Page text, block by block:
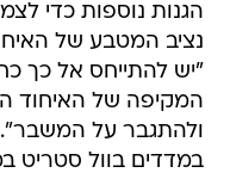
הגנות נוספות כדי
נציב המטבע של
"יש להתייחס אל כך
המקיפה של האיחוד
ולהתגבר על המשבר".
במדדים בוול